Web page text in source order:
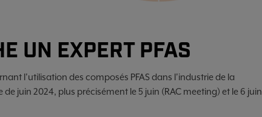
UN EXPERT PFAS
l'utilisation des composés PFAS dans l'industrie de la
juin 2024, plus précisément le 5 juin (RAC meeting) et le 6 juin